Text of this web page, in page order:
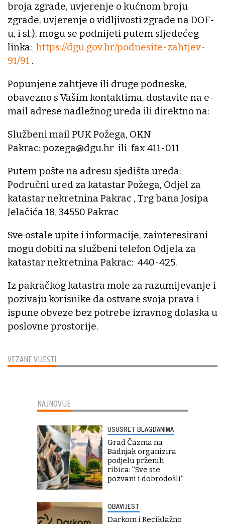
VEZANE VIJESTI
broja zgrade, uvjerenje o kućnom broju
zgrade, uvjerenje o vidljivosti zgrade na DOF-
u, i sl.), mogu se podnijeti putem sljedećeg
linka: https://dgu.gov.hr/podnesite-zahtjev-
91/91 .
Popunjene zahtjeve ili druge podneske,
obavezno s Vašim kontaktima, dostavite na e-
mail adrese nadležnog ureda ili direktno na:
Službeni mail PUK Požega, OKN
Pakrac: pozega@dgu.hr ili fax 411-011
Putem pošte na adresu sjedišta ureda:
Područni ured za katastar Požega, Odjel za
katastar nekretnina Pakrac , Trg bana Josipa
Jelačića 18, 34550 Pakrac
Sve ostale upite i informacije, zainteresirani
mogu dobiti na službeni telefon Odjela za
katastar nekretnina Pakrac: 440-425.
Iz pakračkog katastra mole za razumijevanje i
pozivaju korisnike da ostvare svoja prava i
ispune obveze bez potrebe izravnog dolaska u
poslovne prostorije.
NAJNOVIJE
USUSRET BLAGDANIMA
Grad Čazma na
Badnjak organizira
podjelu prženih
ribica: ''Sve ste
pozvani i dobrodošli''
OBAVIJEST
Darkom i Reciklažno